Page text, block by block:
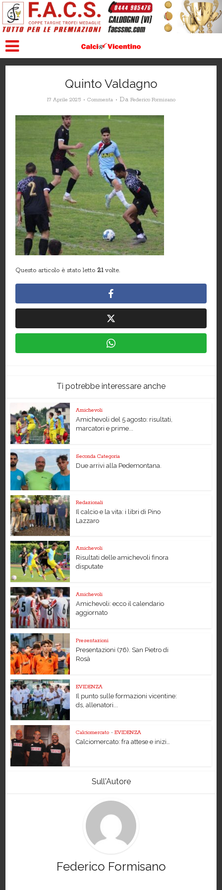
Quinto Valdagno
17 Aprile 2025 Commenta Da Federico Formisano
Questo articolo è stato letto 21volte.
Ti potrebbe interessare anche
Amichevoli
Amichevoli del 5 agosto: risultati,
marcatori e prime...
Seconda Categoria
Due arrivi alla Pedemontana.
Redazionali
Il calcio e la vita: i libri di Pino
Lazzaro
Amichevoli
Risultati delle amichevoli finora
disputate
Amichevoli
Amichevoli: ecco il calendario
aggiornato
Presentazioni
Presentazioni (76). San Pietro di
Rosà
EVIDENZA
Il punto sulle formazioni vicentine:
ds, allenatori...
Calciomercato • EVIDENZA
Calciomercato: fra attese e inizi…
Sull'Autore
Federico Formisano